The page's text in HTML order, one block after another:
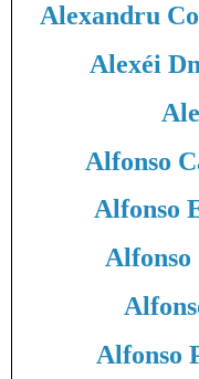
Alexandru
Alexéi
Alfonso
Alfonso
Alfonso
Alfonso